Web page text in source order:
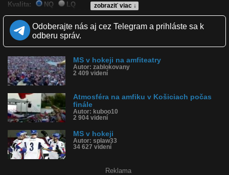
zobraziť viac ↓
Kvalita: NQ
LQ
Páči sa: 100% (1 hlasov)
Obľúbené: 0
Komentárov: 0
Dľžka: 0:31
Tagy: amfiteáter, hokej, košice
História sledovanosti videa:
Odoberajte nás aj cez Telegram a prihláste sa k
odberu správ.
MS v hokeji na amfiteatry
Autor: zablokovany
2 409 videní
Atmosféra na amfiku v Košiciach počas
finále
Autor: kuboo10
2 904 videní
MS v hokeji
Autor: splaw33
34 627 videní
Reklama